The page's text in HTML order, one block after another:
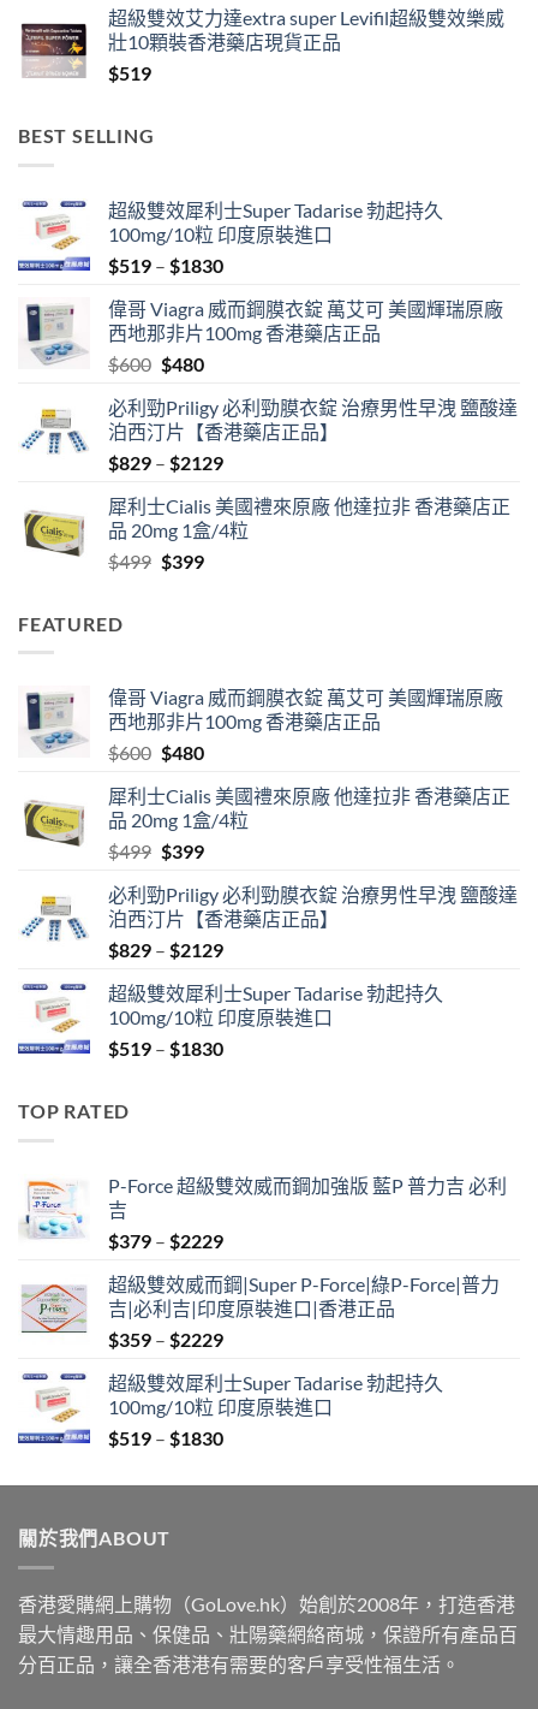
超級雙效艾力達extra super Levifil超級雙效樂威
壯10顆裝香港藥店現貨正品
$519
BEST SELLING
超級雙效犀利士Super Tadarise 勃起持久
100mg/10粒 印度原裝進口
$519 – $1830Price
$519
through
偉哥 Viagra 威而鋼膜衣錠 萬艾可 美國輝瑞原廠
西地那非片100mg 香港藥店正品
$600 Original
was:
$600.
$480Current
is:
$480.
必利勁Priligy 必利勁膜衣錠 治療男性早洩 鹽酸達
泊西汀片【香港藥店正品】
$829 – $2129Price
$829
through
犀利士Cialis 美國禮來原廠 他達拉非 香港藥店正
品 20mg 1盒/4粒
$499 Original
$399Current
FEATURED
偉哥 Viagra 威而鋼膜衣錠 萬艾可 美國輝瑞原廠
西地那非片100mg 香港藥店正品
$600 Original
was:
$600.
$480Current
is:
$480.
犀利士Cialis 美國禮來原廠 他達拉非 香港藥店正
品 20mg 1盒/4粒
$499 Original
was:
$499.
$399Current
is:
$399.
必利勁Priligy 必利勁膜衣錠 治療男性早洩 鹽酸達
泊西汀片【香港藥店正品】
$829 – $2129Price
$829
through
$2129
超級雙效犀利士Super Tadarise 勃起持久
100mg/10粒 印度原裝進口
$519 – $1830Price
TOP RATED
P-Force 超級雙效威而鋼加強版 藍P 普力吉 必利
吉
$379 – $2229Price
$379
through
$2229
超級雙效威而鋼|Super P-Force|綠P-Force|普力
吉|必利吉|印度原裝進口|香港正品
$359 – $2229Price
$359
through
$2229
超級雙效犀利士Super Tadarise 勃起持久
100mg/10粒 印度原裝進口
$519 – $1830Price
$519
關於我們ABOUT
香港愛購網上購物（GoLove.hk）始創於2008年，打造香港
最大情趣用品、保健品、壯陽藥網絡商城，保證所有產品百
分百正品，讓全香港港有需要的客戶享受性福生活。